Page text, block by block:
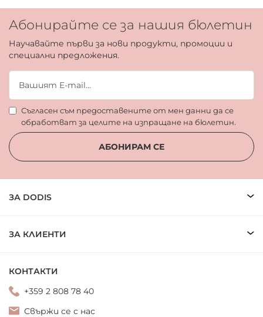
Абонирайте се за нашия бюлетин
Научавайте първи за нови продукти, промоции и
специални предложения.
Съгласен съм предоставените от мен данни да се
обработват за целите на изпращане на бюлетин.
АБОНИРАМ СЕ
ЗА DODIS
ЗА КЛИЕНТИ
КОНТАКТИ
+359 2 808 78 40
Свържи се с нас